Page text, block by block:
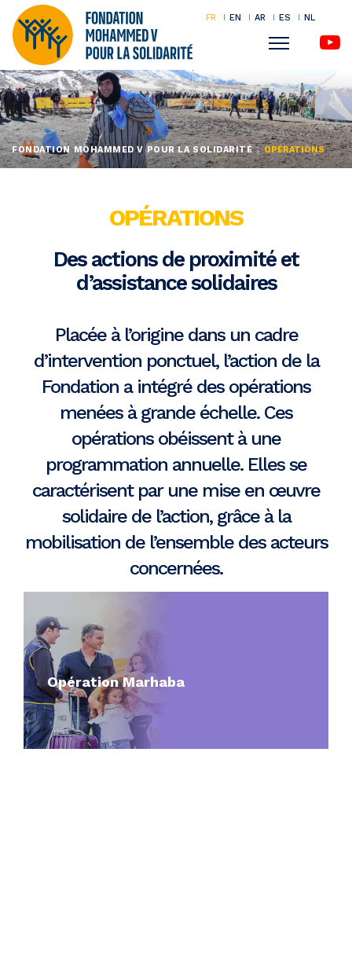
Aller
au
contenu
principal
FR EN AR ES NL
Menu
FONDATION MOHAMMED V POUR LA SOLIDARITÉ OPÉRATIONS
OPÉRATIONS
Des actions de proximité et
d’assistance solidaires
Placée à l’origine dans un cadre
d’intervention ponctuel, l’action de la
Fondation a intégré des opérations
menées à grande échelle. Ces
opérations obéissent à une
programmation annuelle. Elles se
caractérisent par une mise en œuvre
solidaire de l’action, grâce à la
mobilisation de l’ensemble des acteurs
concernées.
Opération Marhaba